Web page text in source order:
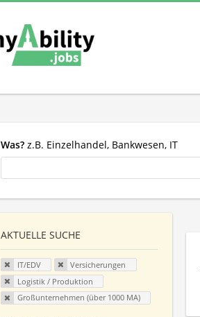
Was? z.B. Einzelhandel, Bankwesen, IT
AKTUELLE SUCHE
IT/EDV
Versicherungen
Logistik / Produktion
Großunternehmen (über 1000 MA)